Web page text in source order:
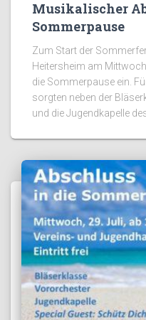
Musikalischer
Sommerpause
Zum Start der
Heitersheim am
die Sommerpause ein.
sorgten neben der
und die Jugendkapelle